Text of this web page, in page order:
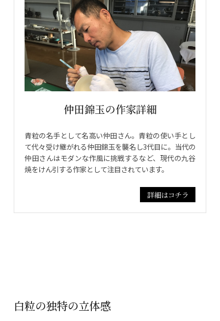
仲田錦玉の作家詳細
青粒の名手として名高い仲田さん。青粒の使い手とし
て代々受け継がれる仲田錦玉を襲名し3代目に。当代の
仲田さんはモダンな作風に挑戦するなど、現代の九谷
焼をけん引する作家として注目されています。
詳細はコチラ
白粒の独特の立体感